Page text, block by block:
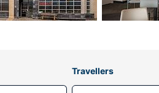
Travellers